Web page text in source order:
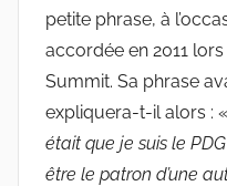
petite phrase, à
accordée en 2011
Summit. Sa phrase
expliquera-t-il alors : «
était que je suis le
être le patron d’une